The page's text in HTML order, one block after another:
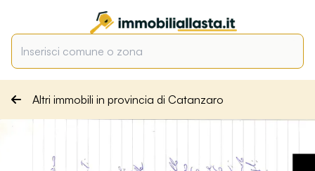
Altri immobili in provincia di Catanzaro